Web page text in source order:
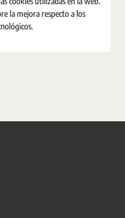
la mejora respecto a los